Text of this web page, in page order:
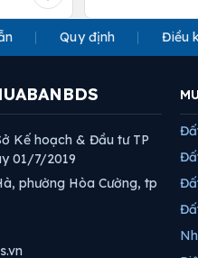
Quy định Điều
Kế hoạch & Đầu tư TP
01/7/2019
phường Hòa Cường, tp